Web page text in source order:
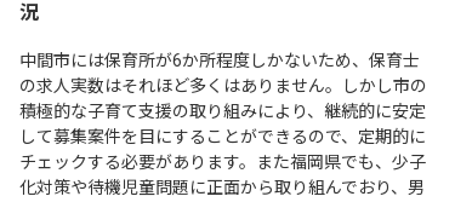
況
中間市には保育所が6か所程度しかないため、保育士
の求人実数はそれほど多くはありません。しかし市の
積極的な子育て支援の取り組みにより、継続的に安定
して募集案件を目にすることができるので、定期的に
チェックする必要があります。また福岡県でも、少子
化対策や待機児童問題に正面から取り組んでおり、男